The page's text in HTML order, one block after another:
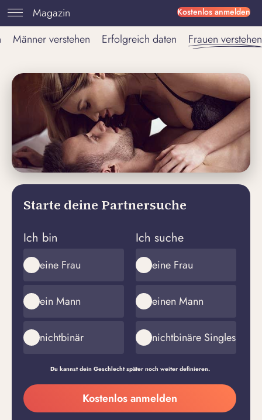
Kostenlos anmelden
Magazin
Männer verstehen Erfolgreich daten Frauen verstehen
Starte deine Partnersuche
Ich bin
eine Frau
ein Mann
nichtbinär
Ich suche
eine Frau
einen Mann
nichtbinäre Singles
Du kannst dein Geschlecht später noch weiter definieren.
Meine
E-
Kostenlos anmelden